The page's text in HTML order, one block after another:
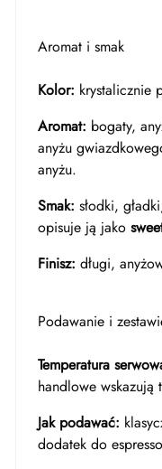
Aromat i smak
Kolor: krystalicznie
Aromat: bogaty,
anyżu
anyżu.
Smak: słodki,
opisuje ją jako
Finisz: długi,
Podawanie i
Temperatura
handlowe
Jak podawać:
dodatek do